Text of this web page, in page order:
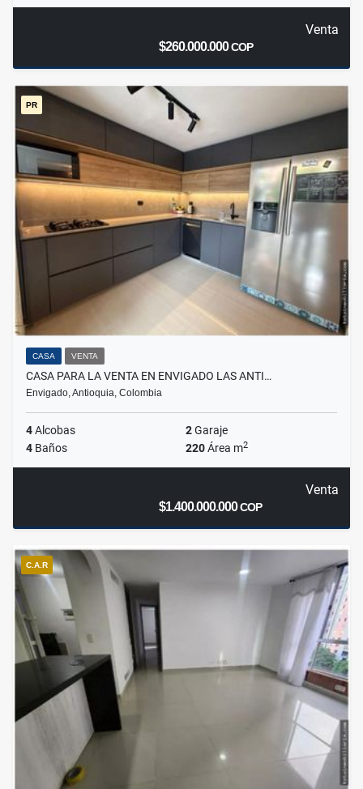
Venta
$260.000.000COP
PR
CASA VENTA
CASA PARA LA VENTA EN ENVIGADO LAS ANTI…
Envigado, Antioquia, Colombia
4Alcobas 2Garaje
4 Baños 220Área m2
Venta
$1.400.000.000COP
C.A.R